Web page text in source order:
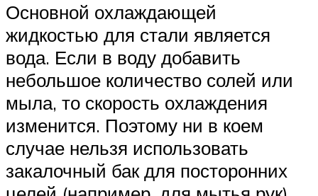
Основной охлаждающей
жидкостью для стали является
вода. Если в воду добавить
небольшое количество солей или
мыла, то скорость охлаждения
изменится. Поэтому ни в коем
случае нельзя использовать
закалочный бак для посторонних